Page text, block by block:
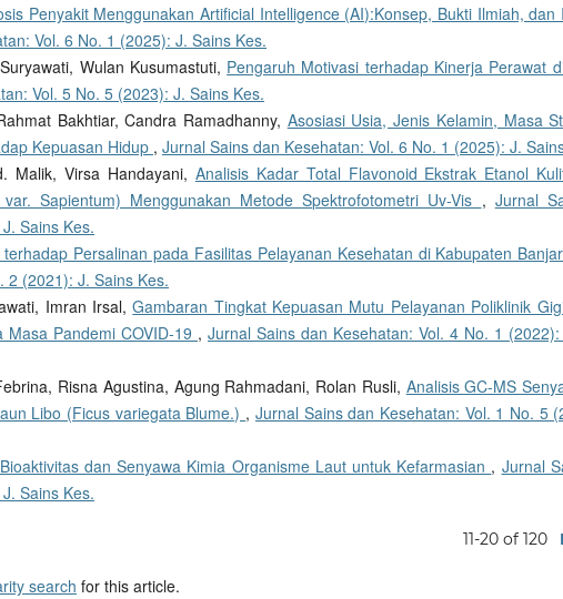
Penyakit Menggunakan Artificial Intelligence (AI):Konsep, Bukti Ilmiah, dan
Vol. 6 No. 1 (2025): J. Sains Kes.
Wulan Kusumastuti, Pengaruh Motivasi terhadap Kinerja Perawat
Vol. 5 No. 5 (2023): J. Sains Kes.
Bakhtiar, Candra Ramadhanny, Asosiasi Usia, Jenis Kelamin, Masa
Kepuasan Hidup , Jurnal Sains dan Kesehatan: Vol. 6 No. 1 (2025): J.
Malik, Virsa Handayani, Analisis Kadar Total Flavonoid Ekstrak Etanol
Sapientum) Menggunakan Metode Spektrofotometri Uv-Vis , Jurnal
Sains Kes.
Persalinan pada Fasilitas Pelayanan Kesehatan di Kabupaten Banjar
2 (2021): J. Sains Kes.
Imran Irsal,Gambaran Tingkat Kepuasan Mutu Pelayanan Poliklinik
Pandemi COVID-19 , Jurnal Sains dan Kesehatan: Vol. 4 No. 1
Risna Agustina, Agung Rahmadani, Rolan Rusli, Analisis GC-MS
Libo (Ficus variegata Blume.) , Jurnal Sains dan Kesehatan: Vol. 1 No. 5
dan Senyawa Kimia Organisme Laut untuk Kefarmasian , Jurnal
Sains Kes.
11-20 of 120
search for this article.